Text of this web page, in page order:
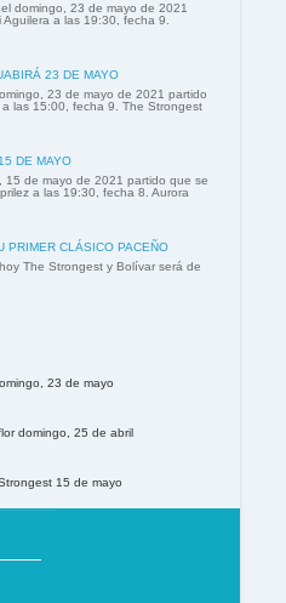
domingo, 23 de mayo de 2021
a las 19:30, fecha 9.
23 DE MAYO
23 de mayo de 2021 partido
las 15:00, fecha 9. The Strongest
DE MAYO
15 de mayo de 2021 partido que se
a las 19:30, fecha 8. Aurora
PRIMER CLÁSICO PACEÑO
The Strongest y Bolívar será de
23 de mayo
domingo, 25 de abril
15 de mayo